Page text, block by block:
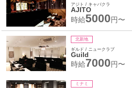
アジト / キャバクラ
AJITO
時給5000円〜
北新地
ギルド / ニュークラブ
Guild
時給7000円〜
ミナミ